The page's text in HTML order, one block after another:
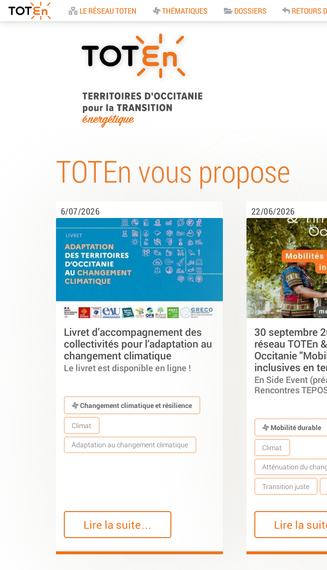
Accueil
LE RÉSEAU TOTEN THÉMATIQUES DOSSIERS RETOURS
Territoires d’Occitanie
pour la Transition
Energétique
TOTEn vous propose
6/07/2026
Livret d’accompagnement des
collectivités pour l’adaptation au
changement climatique
Le livret est disponible en ligne !
Changement climatique et résilience
Climat
Adaptation au changement climatique
Lire la suite…
22/06/2026
30 septembre
réseau TOTEn
Occitanie
inclusives en
En Side Event
Rencontres
Mobilité durable
Climat
Atténuation du
Transition juste
Lire la